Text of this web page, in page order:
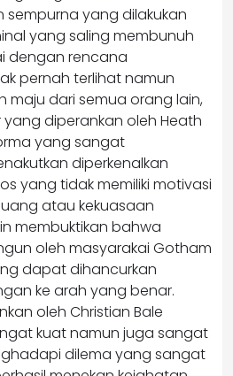
yang dilakukan
yang saling membunuh
dengan rencana
pernah terlihat namun
maju dari semua orang lain,
diperankan oleh Heath
yang sangat
diperkenalkan
yang tidak memiliki motivasi
atau kekuasaan
membuktikan bahwa
oleh masyarakai Gotham
dapat dihancurkan
ke arah yang benar.
oleh Christian Bale
kuat namun juga sangat
dilema yang sangat